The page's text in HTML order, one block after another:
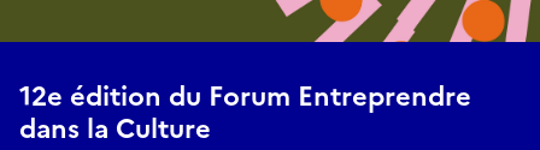
12e édition du Forum Entreprendre
dans la Culture